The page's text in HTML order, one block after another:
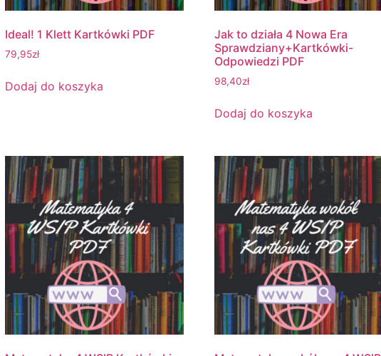
Ideal! 1 Klett Kartkówki PDF
79,95zł
Dodaj do koszyka
Jak to działa 4 Nowa Era
Sprawdziany+Kartkówki-
Odpowiedzi PDF
98,40zł
Dodaj do koszyka